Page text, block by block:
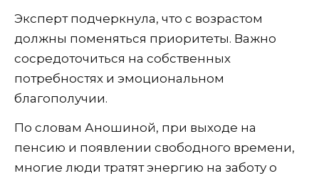
Эксперт подчеркнула, что с возрастом
должны поменяться приоритеты. Важно
сосредоточиться на собственных
потребностях и эмоциональном
благополучии.
По словам Аношиной, при выходе на
пенсию и появлении свободного времени,
многие люди тратят энергию на заботу о